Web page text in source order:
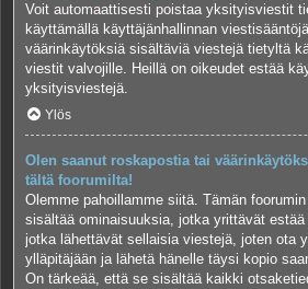
Voit automaattisesti poistaa yksityisviestit
käyttämällä käyttäjänhallinnan
väärinkäytöksiä sisältäviä viestejä tietyltä
viestit valvojille. Heillä on oikeudet estää
yksityisviestejä.
Ylös
Olen saanut roskapostia tai
tältä foorumilta!
Olemme pahoillamme siitä. Tämän
sisältää ominaisuuksia, jotka yrittävät
jotka lähettävät sellaisia viestejä, joten ota
ylläpitäjään ja lähetä hänelle täysi kopio
On tärkeää, että se sisältää kaikki